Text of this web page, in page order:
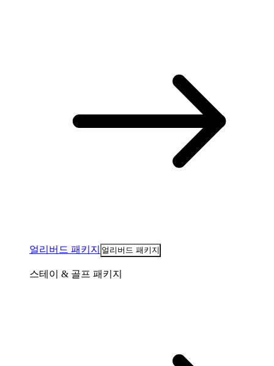
얼리버드 패키지 얼리버드 패키지
스테이 & 골프 패키지